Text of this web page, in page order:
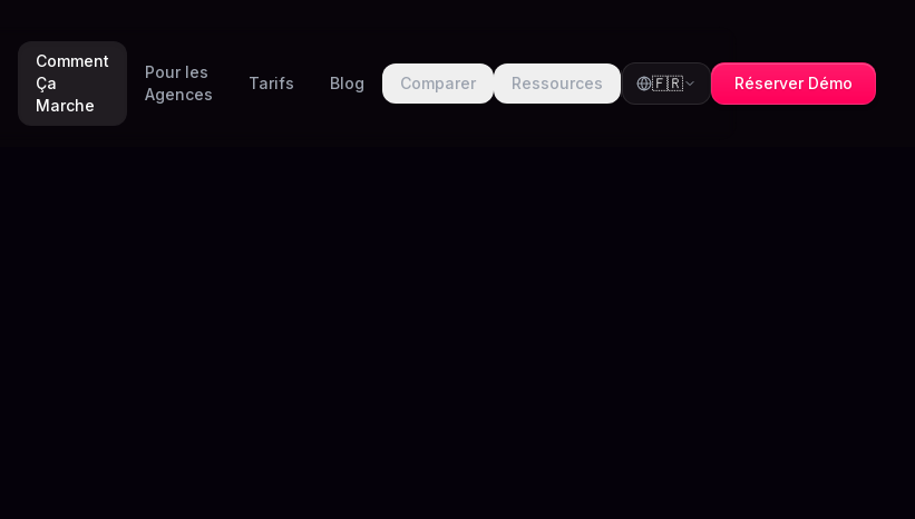
Comment
Ça
Marche
Pour les
Agences
Tarifs Blog Comparer Ressources 🇫🇷
Réserver Démo